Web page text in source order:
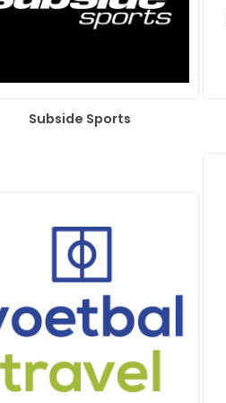
Subside Sports